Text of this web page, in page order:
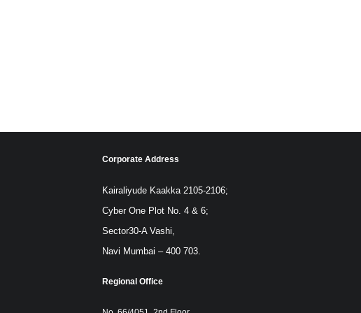
Corporate Address
Kairaliyude Kaakka 2105-2106;
Cyber One Plot No. 4 & 6;
Sector30-A Vashi,
Navi Mumbai – 400 703.
Regional Office